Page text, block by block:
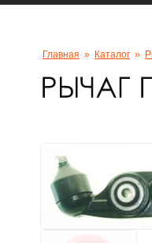
Главная » Каталог »